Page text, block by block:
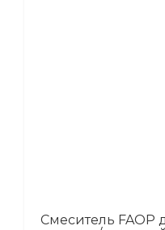
Смеситель FAOP